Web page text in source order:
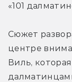
«101
Сюжет
центре
Виль,